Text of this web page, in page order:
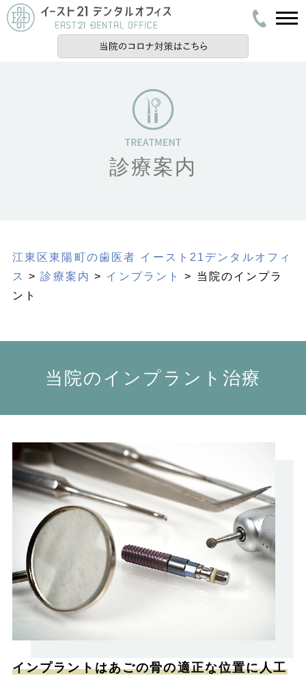
診療案内
江東区東陽町の歯医者 イースト21デンタルオフィ
ス
>診療案内 > インプラント
> 当院のインプラ
ント
当院のインプラント治療
インプラントはあごの骨の適正な位置に人工